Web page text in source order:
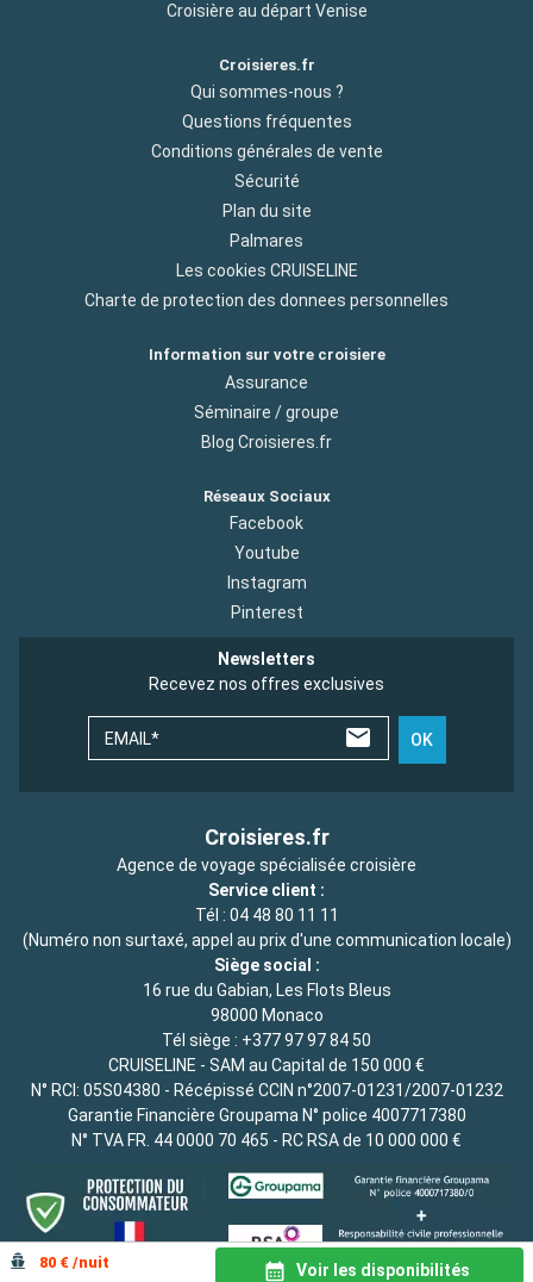
80 € /nuit Voir les disponibilités
Croisière au départ Venise
Croisieres.fr
Qui sommes-nous ?
Questions fréquentes
Conditions générales de vente
Sécurité
Plan du site
Palmares
Les cookies CRUISELINE
Charte de protection des donnees personnelles
Information sur votre croisiere
Assurance
Séminaire / groupe
Blog Croisieres.fr
Réseaux Sociaux
Facebook
Youtube
Instagram
Pinterest
Newsletters
Recevez nos offres exclusives
EMAIL* OK
Croisieres.fr
Agence de voyage spécialisée croisière
Service client :
Tél : 04 48 80 11 11
(Numéro non surtaxé, appel au prix d'une communication locale)
Siège social :
16 rue du Gabian, Les Flots Bleus
98000 Monaco
Tél siège : +377 97 97 84 50
CRUISELINE - SAM au Capital de 150 000 €
N° RCI: 05S04380 - Récépissé CCIN n°2007-01231/2007-01232
Garantie Financière Groupama N° police 4007717380
N° TVA FR. 44 0000 70 465 - RC RSA de 10 000 000 €